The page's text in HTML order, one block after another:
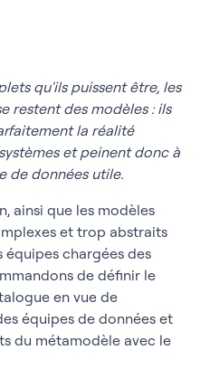
qu'ils puissent être, les
restent des modèles : ils
la réalité
et peinent donc à
de données utile.
ainsi que les modèles
et trop abstraits
chargées des
de définir le
en vue de
équipes de données et
du métamodèle avec le